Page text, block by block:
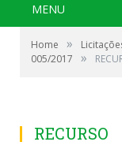
MENU
Home »
005/2017
»
RECURSO